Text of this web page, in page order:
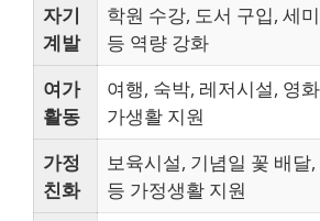
자기
계발
학원 수강, 도서 구입, 세
등 역량 강화
여가
활동
여행, 숙박, 레저시설, 영
가생활 지원
가정
친화
보육시설, 기념일 꽃 배달,
등 가정생활 지원